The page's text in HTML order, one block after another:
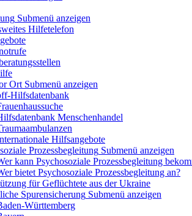
Submenü anzeigen
Hilfetelefon
Ort Submenü anzeigen
Hilfsdatenbank
Menschenhandel
Hilfsangebote
Prozessbegleitung Submenü anzeigen
kann Psychosoziale Prozessbegleitung
bietet Psychosoziale Prozessbegleitung an?
für Geflüchtete aus der Ukraine
Spurensicherung Submenü anzeigen
Württemberg